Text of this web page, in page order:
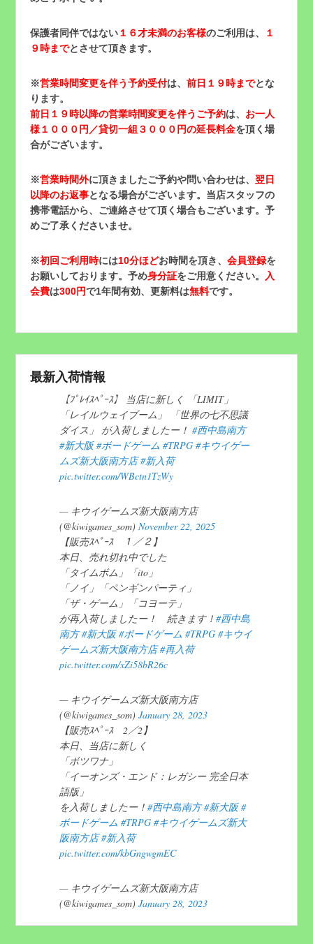
保護者同伴ではない１６才未満のお客様のご利用は、
１
９時までとさせて頂きます。
※営業時間変更を伴う予約受付は、前日１９時までとな
ります。
前日１９時以降の営業時間変更を伴うご予約は、 お一人
様１０００円／貸切一組３０００円の延長料金を頂く場
合がございます。
※営業時間外に頂きましたご予約や問い合わせは、翌日
以降のお返事となる場合がございます。当店スタッフの
携帯電話から、ご連絡させて頂く場合もございます。予
めご了承くださいませ。
※初回ご利用時には10分ほどお時間を頂き、会員登録を
お願いしております。予め身分証をご用意ください。
入
会費は300円で1年間有効、更新料は無料です。
最新入荷情報
【ﾌﾟﾚｲｽﾍﾟｰｽ】 当店に新しく 「LIMIT」
「レイルウェイブーム」 「世界の七不思議
ダイス」 が入荷しましたー！#西中島南方
#新大阪 #ボードゲーム #TRPG #キウイゲー
ムズ新大阪南方店 #新入荷
pic.twitter.com/WBctn1TzWy
— キウイゲームズ新大阪南方店
(@kiwigames_som)November 22, 2025
【販売ｽﾍﾟｰｽ １／２】
本日、売れ切れ中でした
「タイムボム」「ito」
「ノイ」「ペンギンパーティ」
「ザ・ゲーム」「コヨーテ」
が再入荷しましたー！ 続きます！#西中島
南方 #新大阪 #ボードゲーム #TRPG #キウイ
ゲームズ新大阪南方店 #再入荷
pic.twitter.com/xZi58bR26c
— キウイゲームズ新大阪南方店
(@kiwigames_som)January 28, 2023
【販売ｽﾍﾟｰｽ 2／2】
本日、当店に新しく
「ボツワナ」
「イーオンズ・エンド：レガシー 完全日本
語版」
を入荷しましたー！#西中島南方 #新大阪 #
ボードゲーム #TRPG #キウイゲームズ新大
阪南方店 #新入荷
pic.twitter.com/kbGngwgmEC
— キウイゲームズ新大阪南方店
(@kiwigames_som)January 28, 2023